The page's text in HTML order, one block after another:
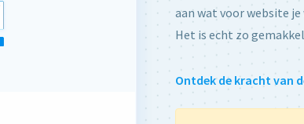
aan wat voor website
Het is echt zo
Ontdek de kracht van